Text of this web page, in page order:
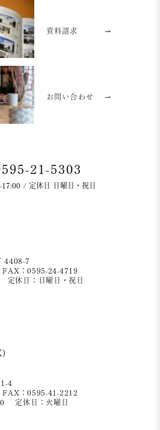
資料請求 ⇀
お問い合わせ ⇀
21-5303
17:00 / 定休日 日曜日・祝日
4408-7
FAX：0595-24-4719
定休日：日曜日・祝日
4
FAX：0595-41-2212
定休日：火曜日